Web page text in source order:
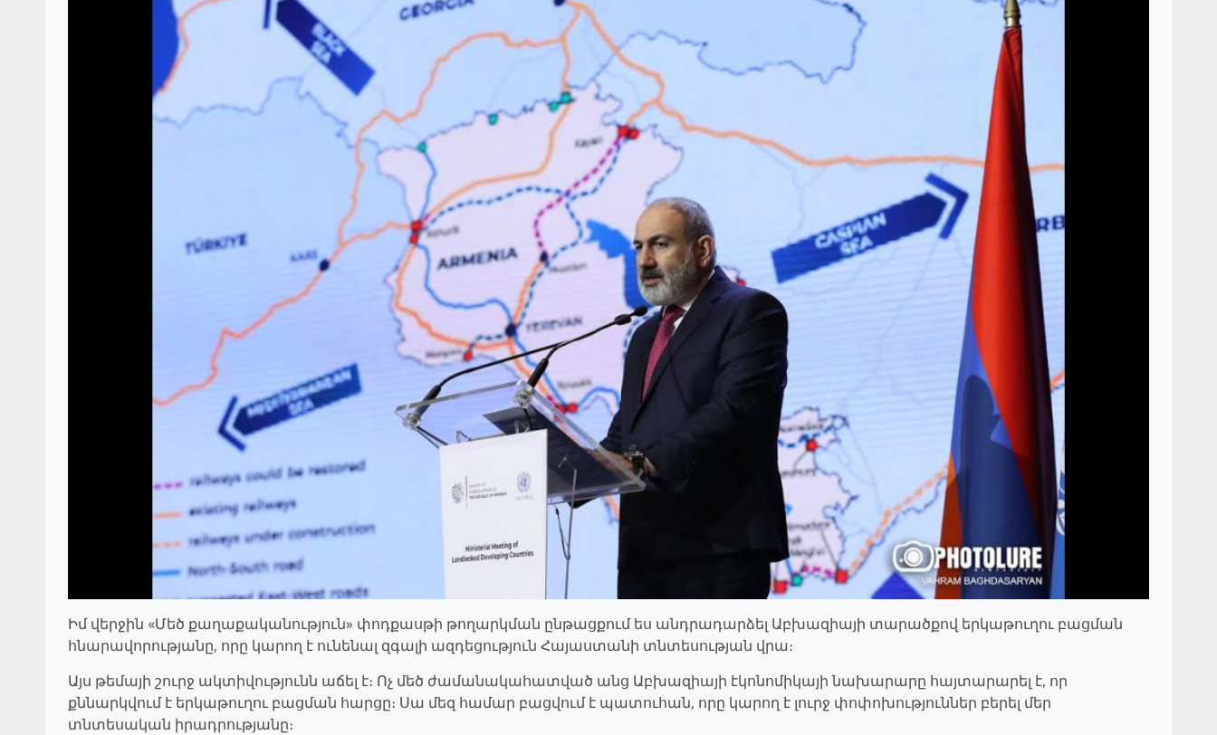
Իմ վերջին «Մեծ քաղաքականություն» փոդքասթի թողարկման ընթացքում ես անդրադարձել Աբխազիայի տարածքով երկաթուղու բացման
հնարավորությանը, որը կարող է ունենալ զգալի ազդեցություն Հայաստանի տնտեսության վրա։
Այս թեմայի շուրջ ակտիվությունն աճել է։ Ոչ մեծ ժամանակահատված անց Աբխազիայի էկոնոմիկայի նախարարը հայտարարել է, որ
քննարկվում է երկաթուղու բացման հարցը։ Սա մեզ համար բացվում է պատուհան, որը կարող է լուրջ փոփոխություններ բերել մեր
տնտեսական իրադրությանը։